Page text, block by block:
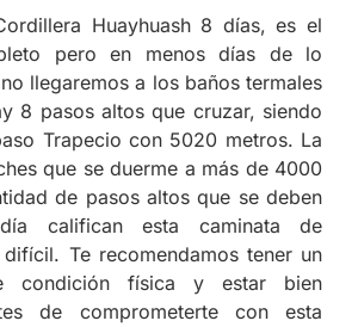
Huayhuash 8 días, es el
pero en menos días de lo
llegaremos a los baños termales
8 pasos altos que cruzar, siendo
Trapecio con 5020 metros. La
que se duerme a más de 4000
de pasos altos que se deben
califican esta caminata de
Te recomendamos tener un
condición física y estar bien
de comprometerte con esta